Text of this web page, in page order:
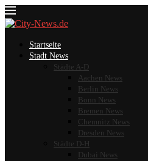
Startseite
Stadt News
Städte A-D
Aachen News
Berlin News
Bonn News
Bremen News
Chemnitz News
Dresden News
Städte D-H
Dubai News